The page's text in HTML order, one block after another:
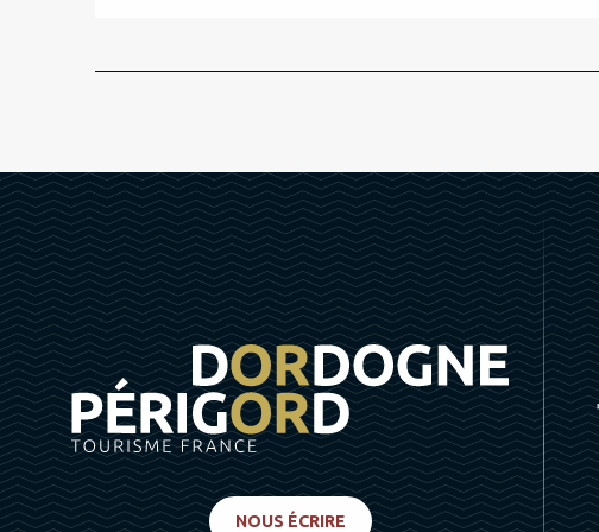
NOUS ÉCRIRE